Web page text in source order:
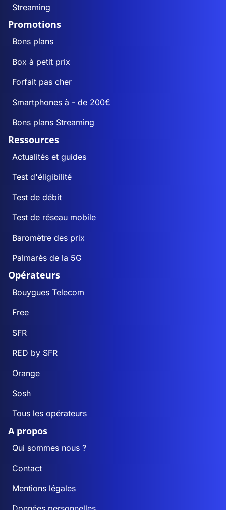
Streaming
Promotions
Bons plans
Box à petit prix
Forfait pas cher
Smartphones à - de 200€
Bons plans Streaming
Ressources
Actualités et guides
Test d'éligibilité
Test de débit
Test de réseau mobile
Baromètre des prix
Palmarès de la 5G
Opérateurs
Bouygues Telecom
Free
SFR
RED by SFR
Orange
Sosh
Tous les opérateurs
A propos
Qui sommes nous ?
Contact
Mentions légales